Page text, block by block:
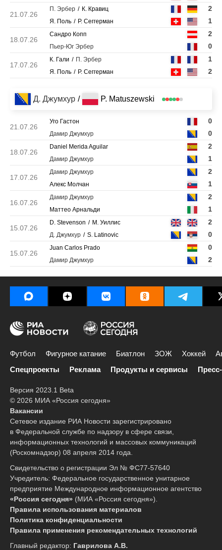
21.07.26
П. Эрбер К. Кравиц 2
Я. Поль Р. Сеггерман 1
18.07.26
Сандро Копп 2
Пьер-Юг Эрбер 0
17.07.26
К. Гали П. Эрбер 1
Я. Поль Р. Сеггерман 2
Д. Джумхур P. Matuszewski
21.07.26
Уго Гастон 0
Дамир Джумхур 0
18.07.26
Daniel Merida Aguilar 2
Дамир Джумхур 1
17.07.26
Дамир Джумхур 2
Алекс Молчан 1
16.07.26
Дамир Джумхур 2
Маттео Арнальди 1
15.07.26
D. Stevenson М. Уиллис 2
Д. Джумхур S. Latinovic 0
15.07.26
Juan Carlos Prado 0
Дамир Джумхур 2
Футбол Фигурное катание Биатлон ЗОЖ Хоккей
Спецпроекты
Реклама Продукты и сервисы
Версия 2023.1 Beta
© 2026 МИА «Россия сегодня»
Вакансии
Сетевое издание РИА Новости зарегистрировано
в Федеральной службе по надзору в сфере связи,
информационных технологий и массовых коммуникаций
(Роскомнадзор) 08 апреля 2014 года.
Свидетельство о регистрации Эл № ФС77-57640
Учредитель: Федеральное государственное унитарное
предприятие Международное информационное агентство
«Россия сегодня» (МИА «Россия сегодня»).
Правила использования материалов
Политика конфиденциальности
Правила применения рекомендательных технологий
Главный редактор: Гаврилова А.В.